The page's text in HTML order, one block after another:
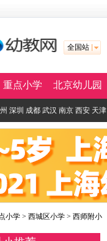
全国站
重点小学 北京幼儿园
深圳 成都 武汉 南京 西安 天津
小学 > 西城区小学 > 西师附小